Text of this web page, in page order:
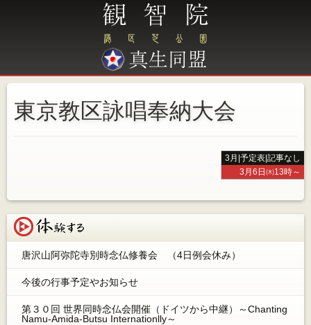
東京教区詠唱奉納大会
3月 予定表 記事なし
3月6日㈭13時～
唐沢山阿弥陀寺別時念仏修養会 （4日例会休み）
今後の行事予定やお知らせ
第３０回 世界同時念仏会開催（ドイツから中継）～Chanting
Namu-Amida-Butsu Internationlly～